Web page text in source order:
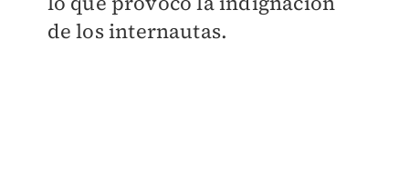
de los internautas.